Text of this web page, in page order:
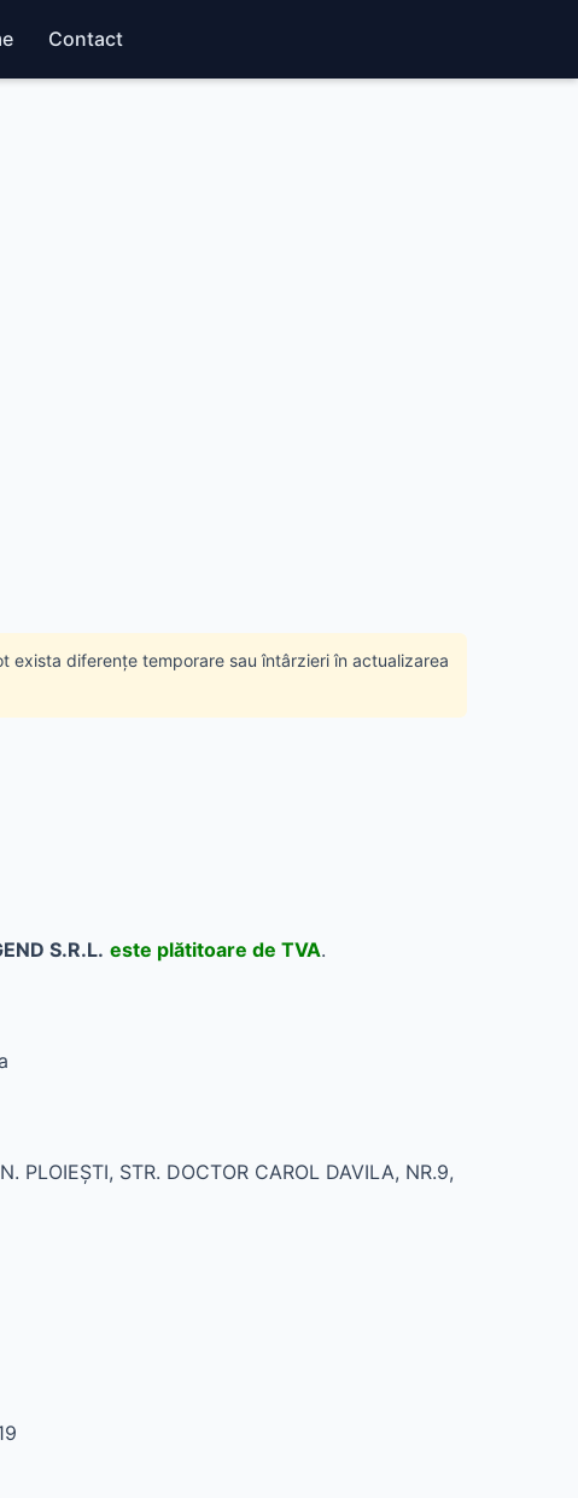
Contact
exista diferențe temporare sau întârzieri în actualizarea
S.R.L. este plătitoare de TVA.
STR. DOCTOR CAROL DAVILA, NR.9,